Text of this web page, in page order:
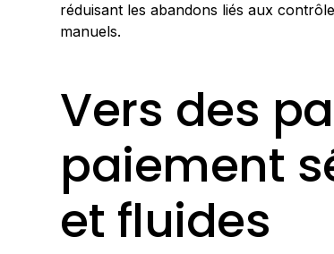
réduisant les abandons liés aux
manuels.
Vers des
paiement
et fluides